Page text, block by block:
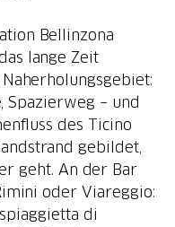
Bellinzona
lange Zeit
Spazierweg – und
des Ticino
gebildet,
geht. An der Bar
oder Viareggio:
spiaggietta di